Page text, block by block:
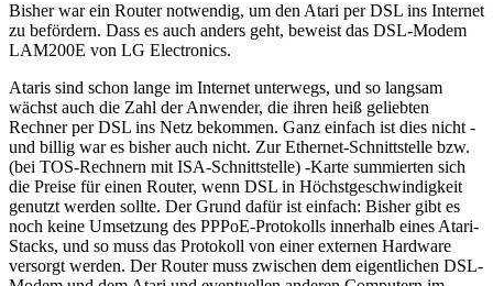
Bisher war ein Router notwendig, um den Atari per DSL ins Internet
zu befördern. Dass es auch anders geht, beweist das DSL-Modem
LAM200E von LG Electronics.
Ataris sind schon lange im Internet unterwegs, und so langsam
wächst auch die Zahl der Anwender, die ihren heiß geliebten
Rechner per DSL ins Netz bekommen. Ganz einfach ist dies nicht -
und billig war es bisher auch nicht. Zur Ethernet-Schnittstelle bzw.
(bei TOS-Rechnern mit ISA-Schnittstelle) -Karte summierten sich
die Preise für einen Router, wenn DSL in Höchstgeschwindigkeit
genutzt werden sollte. Der Grund dafür ist einfach: Bisher gibt es
noch keine Umsetzung des PPPoE-Protokolls innerhalb eines Atari-
Stacks, und so muss das Protokoll von einer externen Hardware
versorgt werden. Der Router muss zwischen dem eigentlichen DSL-